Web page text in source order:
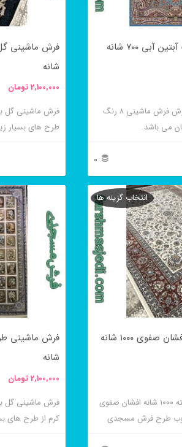
ها
ممکن
است
صفحه
شوند
فرش ماشینی ۸ رنگ آبتین آبی ۷۰۰ شانه
از زیباترین طرح های فرش فرش ماشینی ۸ رنگ
0
شانه
2,100,000 تومان
طرح های بسیار
این
دارای
انواع
مختلفی
می
ها
ممکن
است
صفحه
۱۰۰۰ شانه
فرش ماشینی گل برجسته ۱۰۰۰ شانه افشان صفوی
طرح فرش مسجدی
انتخاب گزینه ها
شانه
2,100,000 تومان
کرم از طرح های